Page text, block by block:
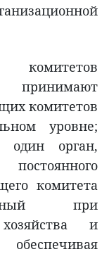
комитетов
принимают
комитетов
уровне;
один орган,
комитета
при
и